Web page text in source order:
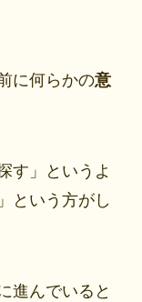
に何らかの意
す」というよ
という方がし
進んでいると